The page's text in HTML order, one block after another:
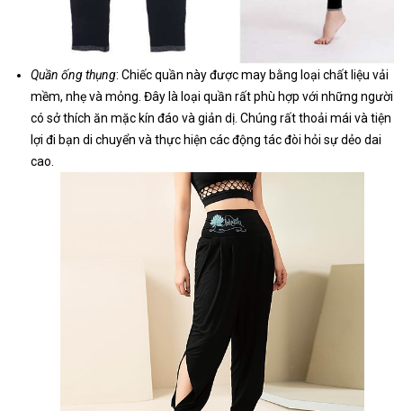
Quần ống thụng: Chiếc quần này được may bằng loại chất liệu vải
mềm, nhẹ và mỏng. Đây là loại quần rất phù hợp với những người
có sở thích ăn mặc kín đáo và giản dị. Chúng rất thoải mái và tiện
lợi đi bạn di chuyển và thực hiện các động tác đòi hỏi sự dẻo dai
cao.